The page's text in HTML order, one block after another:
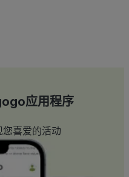
应用程序
您喜爱的活动